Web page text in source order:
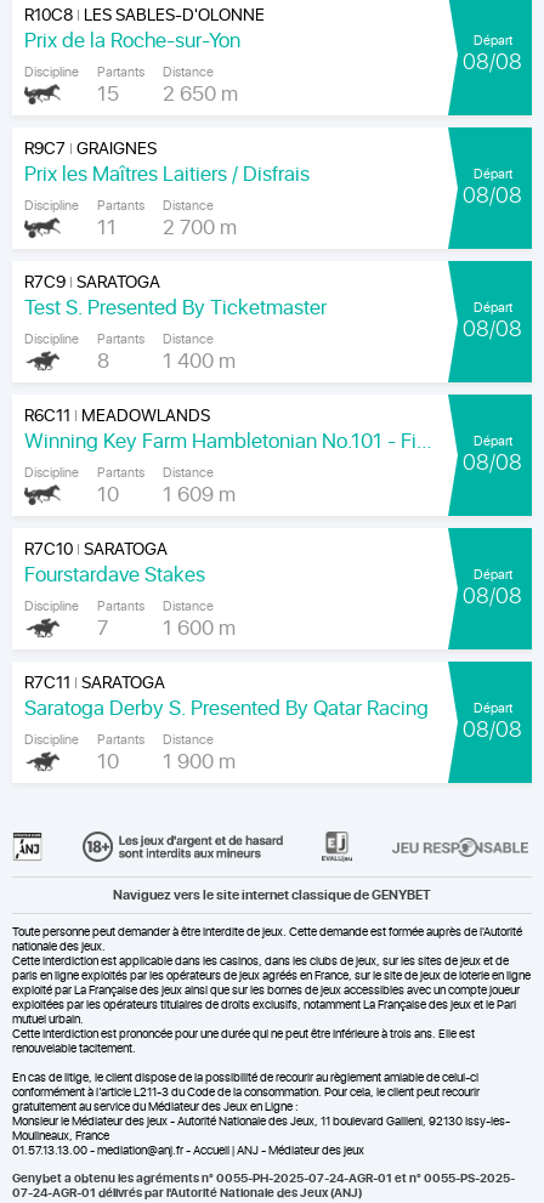
R10C8| LES SABLES-D'OLONNE
Prix de la Roche-sur-Yon
Discipline Partants
15
Distance
2 650 m
Départ
08/08
R9C7 |GRAIGNES
Prix les Maîtres Laitiers / Disfrais
Discipline Partants
11
Distance
2 700 m
Départ
08/08
R7C9|SARATOGA
Test S. Presented By Ticketmaster
Discipline Partants
8
Distance
1 400 m
Départ
08/08
R6C11 | MEADOWLANDS
Winning Key Farm Hambletonian No.101 - Final
Discipline Partants
10
Distance
1 609 m
Départ
08/08
R7C10|SARATOGA
Fourstardave Stakes
Discipline Partants
7
Distance
1 600 m
Départ
08/08
R7C11 |SARATOGA
Saratoga Derby S. Presented By Qatar Racing
Discipline Partants
10
Distance
1 900 m
Départ
08/08
Naviguez vers le site internet classique de GENYBET
Toute personne peut demander à être interdite de jeux. Cette demande est formée auprès de l'Autorité
nationale des jeux.
Cette interdiction est applicable dans les casinos, dans les clubs de jeux, sur les sites de jeux et de
paris en ligne exploités par les opérateurs de jeux agréés en France, sur le site de jeux de loterie en ligne
exploité par La Française des jeux ainsi que sur les bornes de jeux accessibles avec un compte joueur
exploitées par les opérateurs titulaires de droits exclusifs, notamment La Française des jeux et le Pari
mutuel urbain.
Cette interdiction est prononcée pour une durée qui ne peut être inférieure à trois ans. Elle est
renouvelable tacitement.
En cas de litige, le client dispose de la possibilité de recourir au règlement amiable de celui-ci
conformément à l’article L211-3 du Code de la consommation. Pour cela, le client peut recourir
gratuitement au service du Médiateur des Jeux en Ligne :
Monsieur le Médiateur des jeux - Autorité Nationale des Jeux, 11 boulevard Gallieni, 92130 Issy-les-
Moulineaux, France
01.57.13.13.00 - mediation@anj.fr -Accueil | ANJ - Médiateur des jeux
Genybet a obtenu les agréments n° 0055-PH-2025-07-24-AGR-01 et n° 0055-PS-2025-
07-24-AGR-01 délivrés par l'Autorité Nationale des Jeux (ANJ)